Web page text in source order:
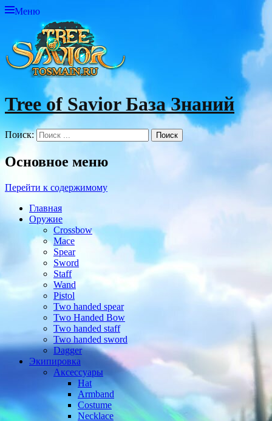
Меню
Tree of Savior База Знаний
Поиск:
Основное меню
Перейти к содержимому
Главная
Оружие
Crossbow
Mace
Spear
Sword
Staff
Wand
Pistol
Two handed spear
Two Handed Bow
Two handed staff
Two handed sword
Dagger
Экипировка
Аксессуары
Hat
Armband
Costume
Necklace